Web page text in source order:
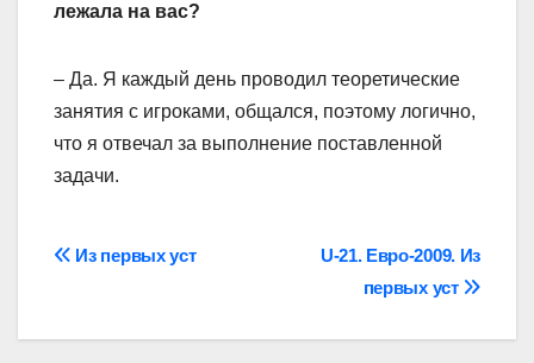
лежала на вас?
– Да. Я каждый день проводил теоретические
занятия с игроками, общался, поэтому логично,
что я отвечал за выполнение поставленной
задачи.
Навігація
U-21. Евро-2009. Из
первых уст
Из первых уст